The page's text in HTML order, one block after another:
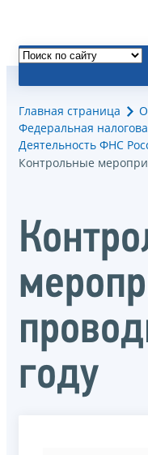
Главная страница
Федеральная
Деятельность ФНС
Контрольные
году